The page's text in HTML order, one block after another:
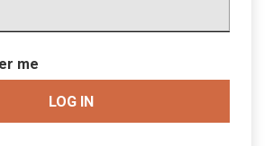
me
LOG IN